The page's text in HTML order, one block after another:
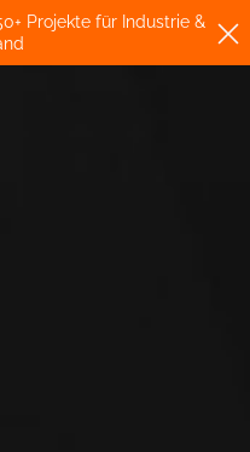
Projekte für Industrie &